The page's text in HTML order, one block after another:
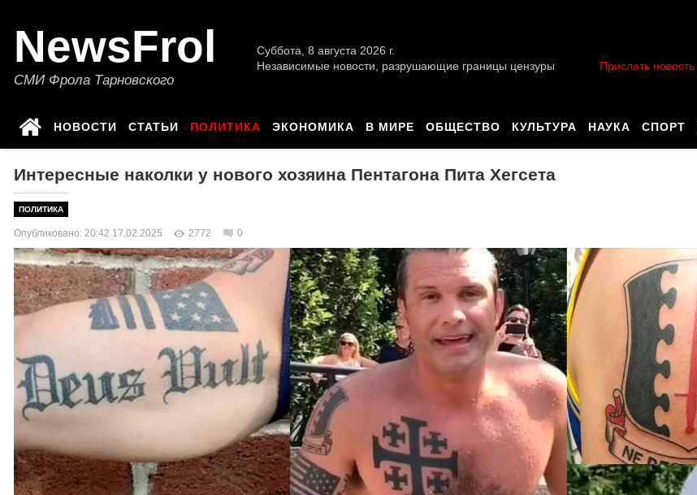
NewsFrol
СМИ Фрола Тарновского
Суббота, 8 августа 2026 г.
Независимые новости, разрушающие границы цензуры
Прислать новость
НОВОСТИ СТАТЬИ ПОЛИТИКА ЭКОНОМИКА В МИРЕ ОБЩЕСТВО КУЛЬТУРА НАУКА СПОРТ
Интересные наколки у нового хозяина Пентагона Пита Хегсета
ПОЛИТИКА
Опубликовано: 20:42 17.02.2025 2772 0